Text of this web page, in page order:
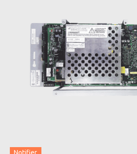
Notifier